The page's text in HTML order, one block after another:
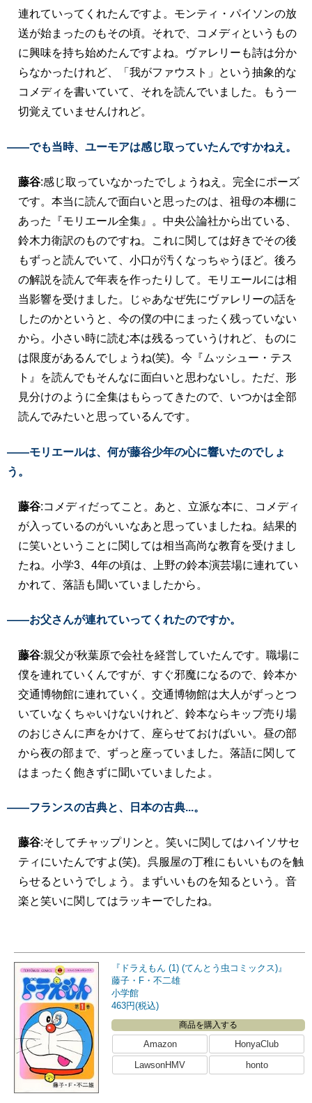
『ドラえもん (1) (てんとう虫コミックス)』
藤子・F・不二雄
小学館
463円(税込)
商品を購入する
Amazon
HonyaClub
LawsonHMV
honto
連れていってくれたんですよ。モンティ・パイソンの放
送が始まったのもその頃。それで、コメディというもの
に興味を持ち始めたんですよね。ヴァレリーも詩は分か
らなかったけれど、「我がファウスト」という抽象的な
コメディを書いていて、それを読んでいました。もう一
切覚えていませんけれど。
――でも当時、ユーモアは感じ取っていたんですかねえ。
藤谷:感じ取っていなかったでしょうねえ。完全にポーズ
です。本当に読んで面白いと思ったのは、祖母の本棚に
あった『モリエール全集』。中央公論社から出ている、
鈴木力衛訳のものですね。これに関しては好きでその後
もずっと読んでいて、小口が汚くなっちゃうほど。後ろ
の解説を読んで年表を作ったりして。モリエールには相
当影響を受けました。じゃあなぜ先にヴァレリーの話を
したのかというと、今の僕の中にまったく残っていない
から。小さい時に読む本は残るっていうけれど、ものに
は限度があるんでしょうね(笑)。今『ムッシュー・テス
ト』を読んでもそんなに面白いと思わないし。ただ、形
見分けのように全集はもらってきたので、いつかは全部
読んでみたいと思っているんです。
――モリエールは、何が藤谷少年の心に響いたのでしょ
う。
藤谷:コメディだってこと。あと、立派な本に、コメディ
が入っているのがいいなあと思っていましたね。結果的
に笑いということに関しては相当高尚な教育を受けまし
たね。小学3、4年の頃は、上野の鈴本演芸場に連れてい
かれて、落語も聞いていましたから。
――お父さんが連れていってくれたのですか。
藤谷:親父が秋葉原で会社を経営していたんです。職場に
僕を連れていくんですが、すぐ邪魔になるので、鈴本か
交通博物館に連れていく。交通博物館は大人がずっとつ
いていなくちゃいけないけれど、鈴本ならキップ売り場
のおじさんに声をかけて、座らせておけばいい。昼の部
から夜の部まで、ずっと座っていました。落語に関して
はまったく飽きずに聞いていましたよ。
――フランスの古典と、日本の古典...。
藤谷:そしてチャップリンと。笑いに関してはハイソサセ
ティにいたんですよ(笑)。呉服屋の丁稚にもいいものを触
らせるというでしょう。まずいいものを知るという。音
楽と笑いに関してはラッキーでしたね。